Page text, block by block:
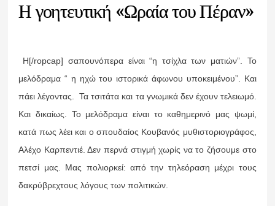
Η γοητευτική «Ωραία του Πέραν»
Η[/ropcap] σαπουνόπερα είναι “η τσίχλα των ματιών”. Το
μελόδραμα “ η ηχώ του ιστορικά άφωνου υποκειμένου”. Και
πάει λέγοντας. Τα τσιτάτα και τα γνωμικά δεν έχουν τελειωμό.
Και δικαίως. Το μελόδραμα είναι το καθημερινό μας ψωμί,
κατά πως λέει και ο σπουδαίος Κουβανός μυθιστοριογράφος,
Αλέχο Καρπεντιέ. Δεν περνά στιγμή χωρίς να το ζήσουμε στο
πετσί μας. Μας πολιορκεί: από την τηλεόραση μέχρι τους
δακρύβρεχτους λόγους των πολιτικών.